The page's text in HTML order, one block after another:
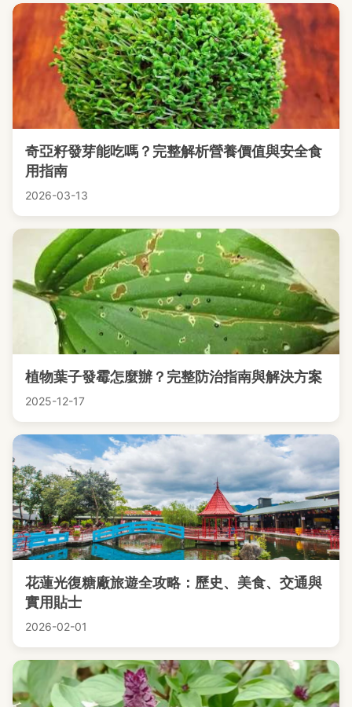
奇亞籽發芽能吃嗎？完整解析營養價值與安全食
用指南
2026-03-13
植物葉子發霉怎麼辦？完整防治指南與解決方案
2025-12-17
花蓮光復糖廠旅遊全攻略：歷史、美食、交通與
實用貼士
2026-02-01